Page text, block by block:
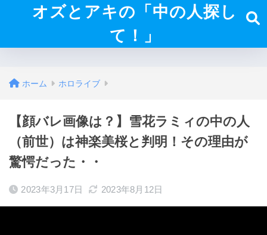
オズとアキの「中の人探し
て！」
ホーム ホロライブ
【顔バレ画像は？】雪花ラミィの中の人
（前世）は神楽美桜と判明！その理由が
驚愕だった・・
2023年3月17日 2023年8月12日